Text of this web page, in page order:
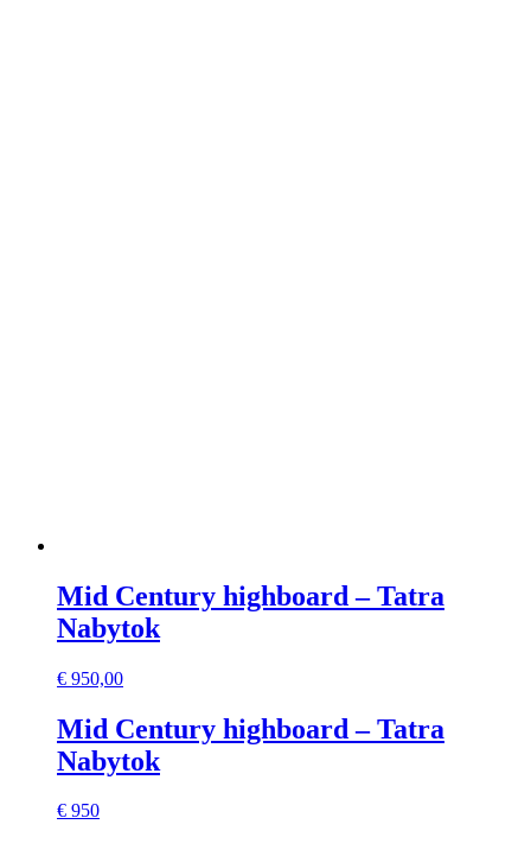
Mid Century highboard – Tatra
Nabytok
€ 950,00
Mid Century highboard – Tatra
Nabytok
€ 950